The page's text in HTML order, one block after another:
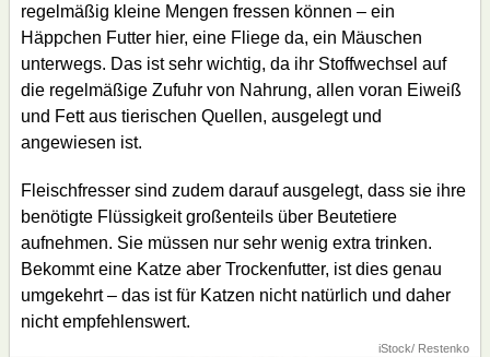
regelmäßig kleine Mengen fressen können – ein
Häppchen Futter hier, eine Fliege da, ein Mäuschen
unterwegs. Das ist sehr wichtig, da ihr Stoffwechsel auf
die regelmäßige Zufuhr von Nahrung, allen voran Eiweiß
und Fett aus tierischen Quellen, ausgelegt und
angewiesen ist.
Fleischfresser sind zudem darauf ausgelegt, dass sie ihre
benötigte Flüssigkeit großenteils über Beutetiere
aufnehmen. Sie müssen nur sehr wenig extra trinken.
Bekommt eine Katze aber Trockenfutter, ist dies genau
umgekehrt – das ist für Katzen nicht natürlich und daher
nicht empfehlenswert.
iStock/ Restenko